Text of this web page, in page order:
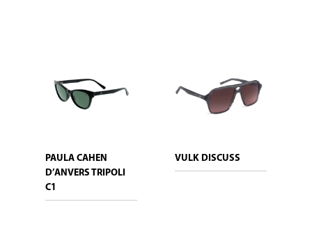
PAULA CAHEN
D’ANVERS TRIPOLI
C1
VULK DISCUSS